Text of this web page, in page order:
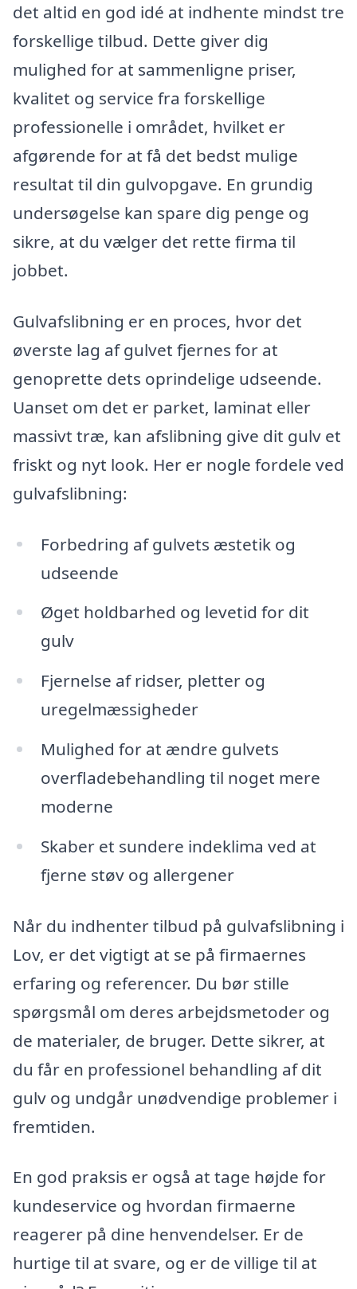
det altid en god idé at indhente mindst tre
forskellige tilbud. Dette giver dig
mulighed for at sammenligne priser,
kvalitet og service fra forskellige
professionelle i området, hvilket er
afgørende for at få det bedst mulige
resultat til din gulvopgave. En grundig
undersøgelse kan spare dig penge og
sikre, at du vælger det rette firma til
jobbet.
Gulvafslibning er en proces, hvor det
øverste lag af gulvet fjernes for at
genoprette dets oprindelige udseende.
Uanset om det er parket, laminat eller
massivt træ, kan afslibning give dit gulv et
friskt og nyt look. Her er nogle fordele ved
gulvafslibning:
Forbedring af gulvets æstetik og
udseende
Øget holdbarhed og levetid for dit
gulv
Fjernelse af ridser, pletter og
uregelmæssigheder
Mulighed for at ændre gulvets
overfladebehandling til noget mere
moderne
Skaber et sundere indeklima ved at
fjerne støv og allergener
Når du indhenter tilbud på gulvafslibning i
Lov, er det vigtigt at se på firmaernes
erfaring og referencer. Du bør stille
spørgsmål om deres arbejdsmetoder og
de materialer, de bruger. Dette sikrer, at
du får en professionel behandling af dit
gulv og undgår unødvendige problemer i
fremtiden.
En god praksis er også at tage højde for
kundeservice og hvordan firmaerne
reagerer på dine henvendelser. Er de
hurtige til at svare, og er de villige til at